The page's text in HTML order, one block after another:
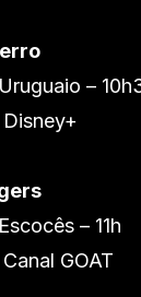
–
– 11h
GOAT